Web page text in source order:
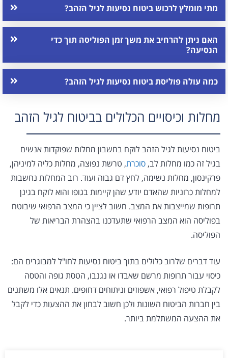
מתי מומלץ לרכוש ביטוח נסיעות לגיל הזהב?
האם ניתן להרחיב את משך זמן הפוליסה תוך כדי
הנסיעה?
כמה עולה פוליסת ביטוח נסיעות לגיל הזהב?
מחלות וכיסויים הכלולים בביטוח לגיל הזהב
ביטוח נסיעות לגיל הזהב לוקח בחשבון מחלות שפוקדות אנשים
בגיל זה כמו מחלות לב, סוכרת, טרשת נפוצה, מחלות כליה למיניהן,
פרקינסון, מחלות נשימה, לחץ דם גבוה ועוד. רוב המחלות נחשבות
למחלות כרוניות שהאדם יודע שהן קיימות בגופו והוא לוקח בגינן
תרופות שמייצבות את המצב. חשוב לציין כי המצב הרפואי שיבוטח
בפוליסה הוא המצב הרפואי שתעדכנו בהצהרת הבריאות של
הפוליסה.
עוד דברים שלרוב כלולים בתוך ביטוח נסיעות לחו"ל למבוגרים הם:
כיסוי עבור תרופות מרשם שאבדו או נגנבו, הטסת גופה והטסה
לקבלת טיפול רפואי, אשפוזים וניתוחים דחופים. תנאים אלו משתנים
בין חברות הביטוח השונות ולכן חשוב לבחון את ההצעות כדי לקבל
את ההצעה המשתלמת ביותר.